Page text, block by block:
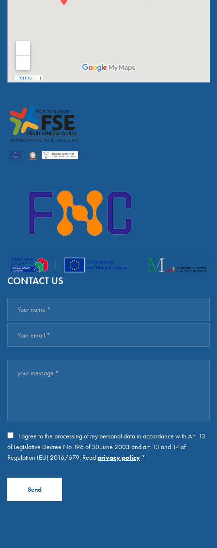
CONTACT US
I agree to the processing of my personal data in accordance with Art. 13
of Legislative Decree No 196 of 30 June 2003 and art. 13 and 14 of
Regulation (EU) 2016/679. Readprivacy policy *